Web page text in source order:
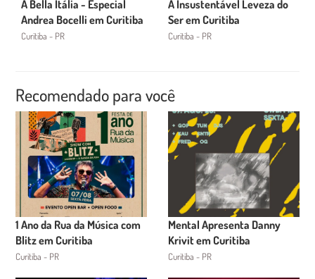
A Bella Itália - Especial
Andrea Bocelli em Curitiba
Curitiba - PR
A Insustentável Leveza do
Ser em Curitiba
Curitiba - PR
Recomendado para você
1 Ano da Rua da Música com
Blitz em Curitiba
Curitiba - PR
Mental Apresenta Danny
Krivit em Curitiba
Curitiba - PR